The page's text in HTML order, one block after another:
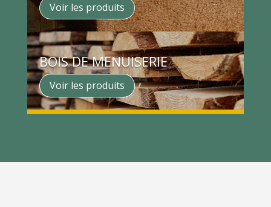
Voir les produits
BOIS DE MENUISERIE
Voir les produits